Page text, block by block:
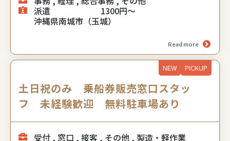
派遣
1300円～
沖縄県南城市（玉城）
Read more
NEW PICKUP
土日祝のみ 乗船券販売窓口スタッ
フ 未経験歓迎 無料駐車場あり
受付 , 窓口 , 接客 , その他 , 製造・軽作業